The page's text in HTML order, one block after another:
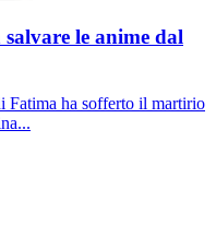
le anime dal
Fatima ha sofferto il martirio